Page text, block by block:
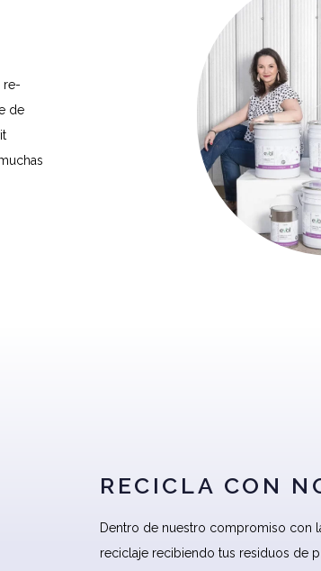
re-
de
RECICLA CON
Dentro de nuestro compromiso con
reciclaje recibiendo tus residuos de